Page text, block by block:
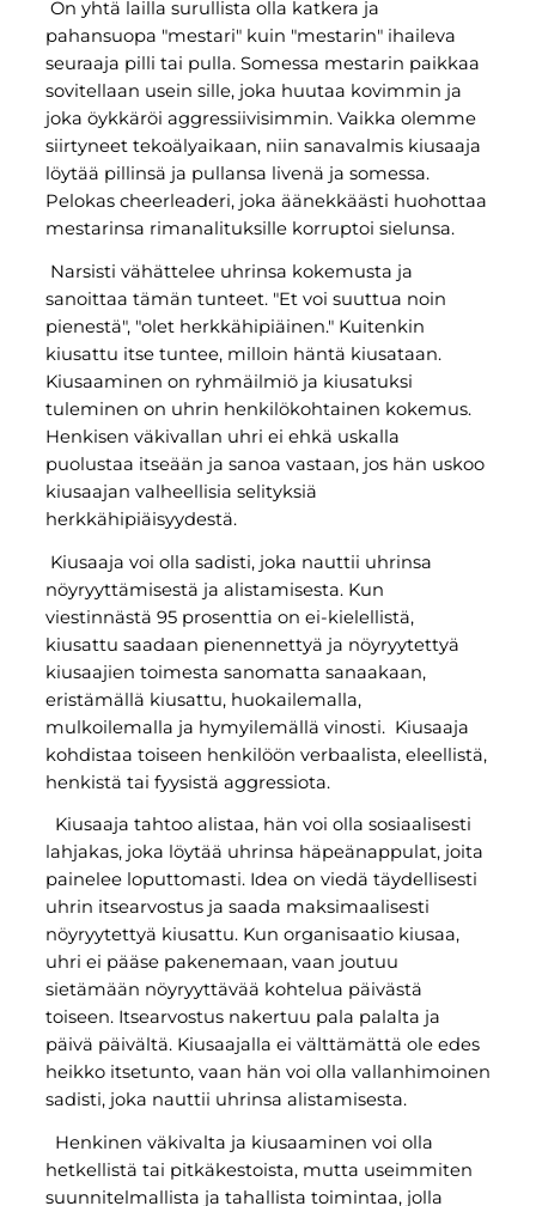
On yhtä lailla surullista olla katkera ja
pahansuopa "mestari" kuin "mestarin" ihaileva
seuraaja pilli tai pulla. Somessa mestarin paikkaa
sovitellaan usein sille, joka huutaa kovimmin ja
joka öykkäröi aggressiivisimmin. Vaikka olemme
siirtyneet tekoälyaikaan, niin sanavalmis kiusaaja
löytää pillinsä ja pullansa livenä ja somessa.
Pelokas cheerleaderi, joka äänekkäästi huohottaa
mestarinsa rimanalituksille korruptoi sielunsa.
Narsisti vähättelee uhrinsa kokemusta ja
sanoittaa tämän tunteet. "Et voi suuttua noin
pienestä", "olet herkkähipiäinen." Kuitenkin
kiusattu itse tuntee, milloin häntä kiusataan.
Kiusaaminen on ryhmäilmiö ja kiusatuksi
tuleminen on uhrin henkilökohtainen kokemus.
Henkisen väkivallan uhri ei ehkä uskalla
puolustaa itseään ja sanoa vastaan, jos hän uskoo
kiusaajan valheellisia selityksiä
herkkähipiäisyydestä.
Kiusaaja voi olla sadisti, joka nauttii uhrinsa
nöyryyttämisestä ja alistamisesta. Kun
viestinnästä 95 prosenttia on ei-kielellistä,
kiusattu saadaan pienennettyä ja nöyryytettyä
kiusaajien toimesta sanomatta sanaakaan,
eristämällä kiusattu, huokailemalla,
mulkoilemalla ja hymyilemällä vinosti. Kiusaaja
kohdistaa toiseen henkilöön verbaalista, eleellistä,
henkistä tai fyysistä aggressiota.
Kiusaaja tahtoo alistaa, hän voi olla sosiaalisesti
lahjakas, joka löytää uhrinsa häpeänappulat, joita
painelee loputtomasti. Idea on viedä täydellisesti
uhrin itsearvostus ja saada maksimaalisesti
nöyryytettyä kiusattu. Kun organisaatio kiusaa,
uhri ei pääse pakenemaan, vaan joutuu
sietämään nöyryyttävää kohtelua päivästä
toiseen. Itsearvostus nakertuu pala palalta ja
päivä päivältä. Kiusaajalla ei välttämättä ole edes
heikko itsetunto, vaan hän voi olla vallanhimoinen
sadisti, joka nauttii uhrinsa alistamisesta.
Henkinen väkivalta ja kiusaaminen voi olla
hetkellistä tai pitkäkestoista, mutta useimmiten
suunnitelmallista ja tahallista toimintaa, jolla